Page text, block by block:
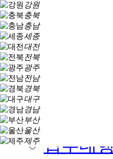
입주대행
강원
충북
충남
세종
대전
전북
광주
전남
경북
대구
경남
부산
울산
제주